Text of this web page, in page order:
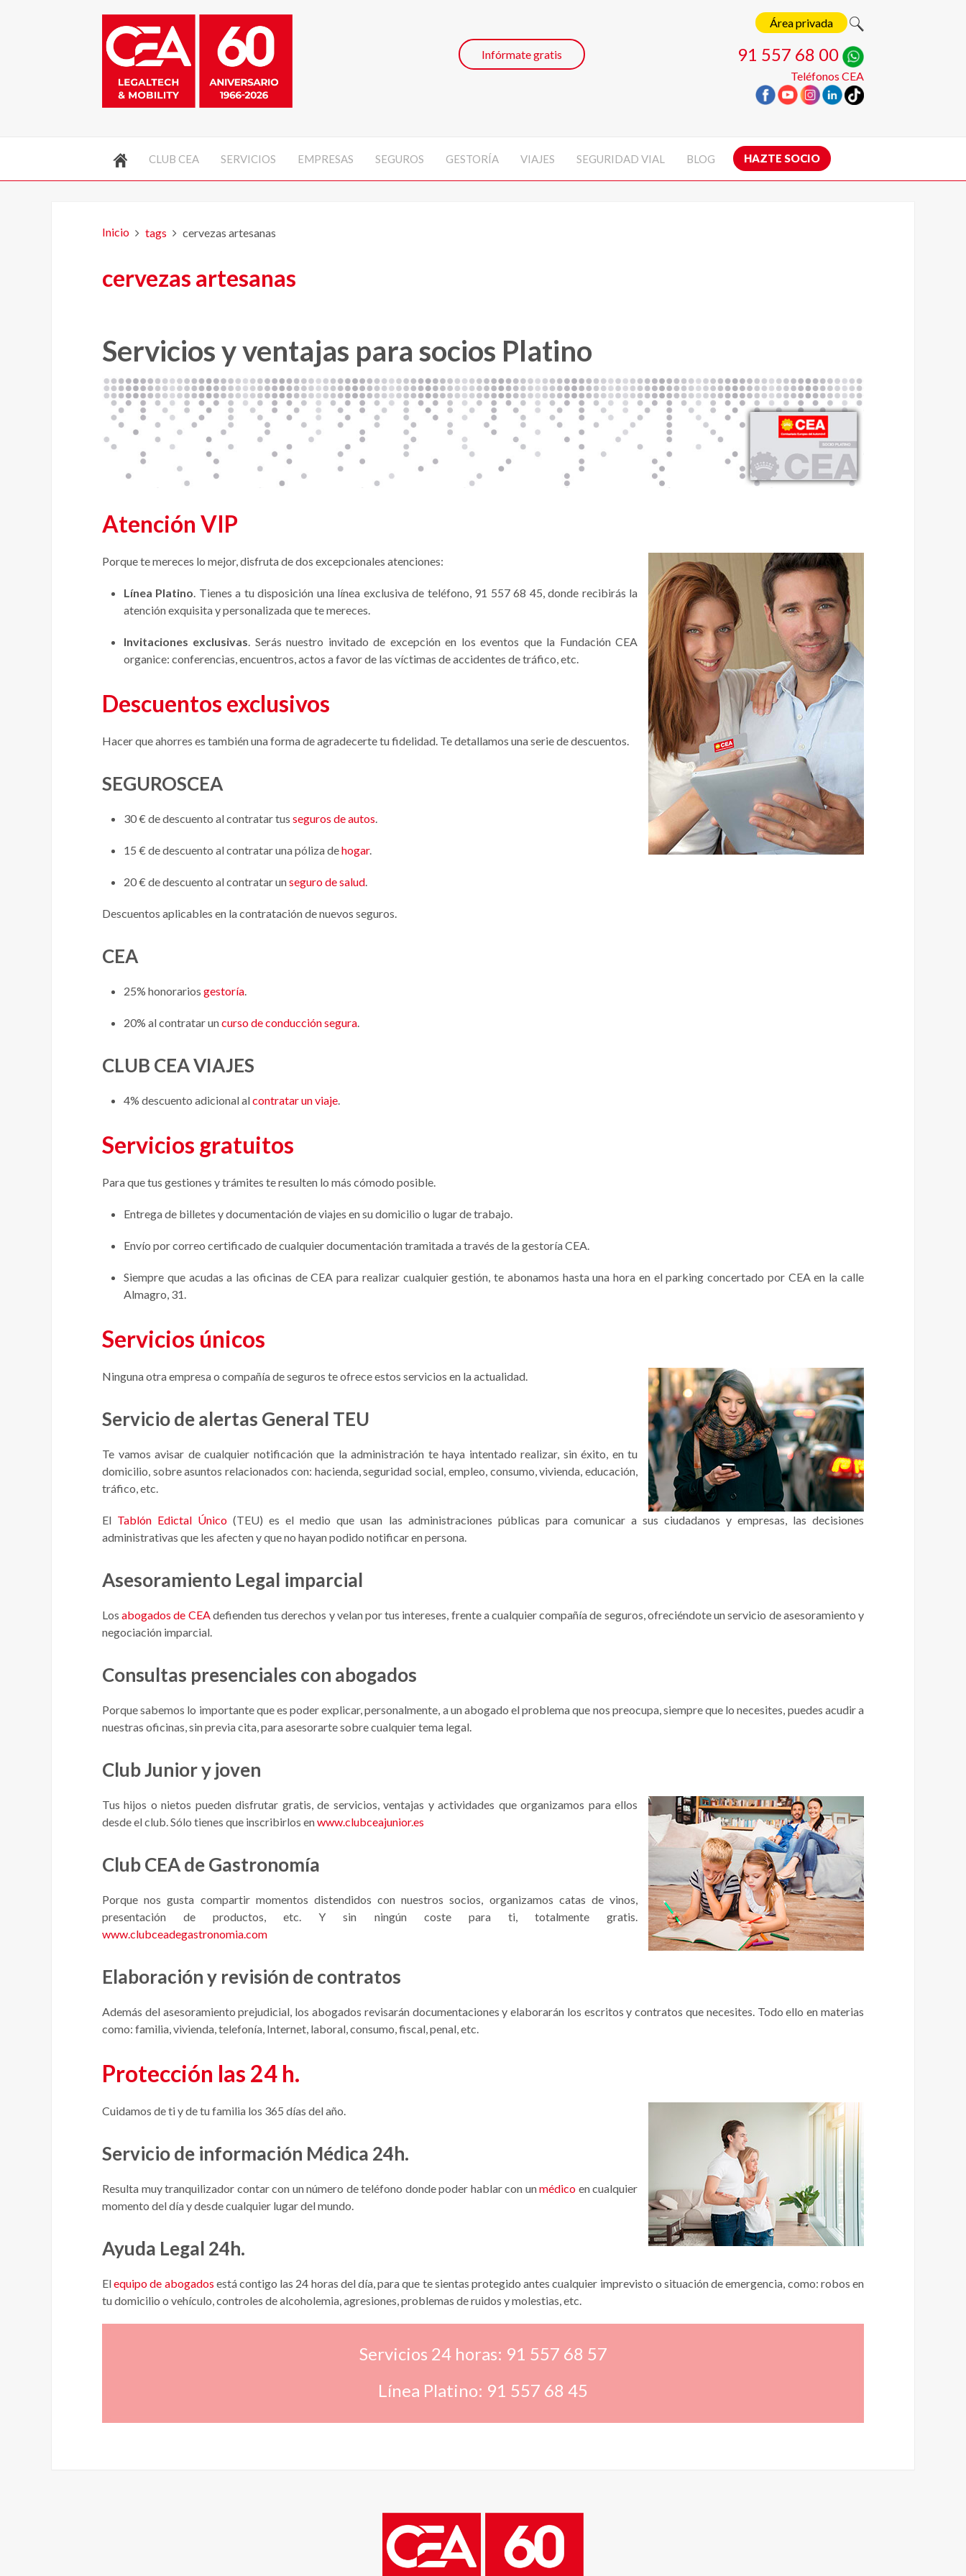
Área privada
91 557 68 00
Teléfonos CEA
Infórmate gratis
CLUB CEA SERVICIOS EMPRESAS SEGUROS GESTORÍA VIAJES SEGURIDAD VIAL BLOG HAZTE SOCIO
Inicio tags cervezas artesanas
cervezas artesanas
Servicios y ventajas para socios Platino
Atención VIP
Porque te mereces lo mejor, disfruta de dos excepcionales atenciones:
Línea Platino. Tienes a tu disposición una línea exclusiva de teléfono, 91 557 68 45, donde recibirás la
atención exquisita y personalizada que te mereces.
Invitaciones exclusivas. Serás nuestro invitado de excepción en los eventos que la Fundación CEA
organice: conferencias, encuentros, actos a favor de las víctimas de accidentes de tráfico, etc.
Descuentos exclusivos
Hacer que ahorres es también una forma de agradecerte tu fidelidad. Te detallamos una serie de descuentos.
SEGUROSCEA
30 € de descuento al contratar tus seguros de autos.
15 € de descuento al contratar una póliza dehogar.
20 € de descuento al contratar unseguro de salud.
Descuentos aplicables en la contratación de nuevos seguros.
CEA
25% honorarios gestoría.
20% al contratar uncurso de conducción segura.
CLUB CEA VIAJES
4% descuento adicional alcontratar un viaje.
Servicios gratuitos
Para que tus gestiones y trámites te resulten lo más cómodo posible.
Entrega de billetes y documentación de viajes en su domicilio o lugar de trabajo.
Envío por correo certificado de cualquier documentación tramitada a través de la gestoría CEA.
Siempre que acudas a las oficinas de CEA para realizar cualquier gestión, te abonamos hasta una hora en el parking concertado por CEA en la calle
Almagro, 31.
Servicios únicos
Ninguna otra empresa o compañía de seguros te ofrece estos servicios en la actualidad.
Servicio de alertas General TEU
Te vamos avisar de cualquier notificación que la administración te haya intentado realizar, sin éxito, en tu
domicilio, sobre asuntos relacionados con: hacienda, seguridad social, empleo, consumo, vivienda, educación,
tráfico, etc.
El Tablón Edictal Único (TEU) es el medio que usan las administraciones públicas para comunicar a sus ciudadanos y empresas, las decisiones
administrativas que les afecten y que no hayan podido notificar en persona.
Asesoramiento Legal imparcial
Losabogados de CEAdefienden tus derechos y velan por tus intereses, frente a cualquier compañía de seguros, ofreciéndote un servicio de asesoramiento y
negociación imparcial.
Consultas presenciales con abogados
Porque sabemos lo importante que es poder explicar, personalmente, a un abogado el problema que nos preocupa, siempre que lo necesites, puedes acudir a
nuestras oficinas, sin previa cita, para asesorarte sobre cualquier tema legal.
Club Junior y joven
Tus hijos o nietos pueden disfrutar gratis, de servicios, ventajas y actividades que organizamos para ellos
desde el club. Sólo tienes que inscribirlos enwww.clubceajunior.es
Club CEA de Gastronomía
Porque nos gusta compartir momentos distendidos con nuestros socios, organizamos catas de vinos,
presentación de productos, etc. Y sin ningún coste para ti, totalmente gratis.
www.clubceadegastronomia.com
Elaboración y revisión de contratos
Además del asesoramiento prejudicial, los abogados revisarán documentaciones y elaborarán los escritos y contratos que necesites. Todo ello en materias
como: familia, vivienda, telefonía, Internet, laboral, consumo, fiscal, penal, etc.
Protección las 24 h.
Cuidamos de ti y de tu familia los 365 días del año.
Servicio de información Médica 24h.
Resulta muy tranquilizador contar con un número de teléfono donde poder hablar con unmédico en cualquier
momento del día y desde cualquier lugar del mundo.
Ayuda Legal 24h.
Elequipo de abogados está contigo las 24 horas del día, para que te sientas protegido antes cualquier imprevisto o situación de emergencia, como: robos en
tu domicilio o vehículo, controles de alcoholemia, agresiones, problemas de ruidos y molestias, etc.
Servicios 24 horas: 91 557 68 57
Línea Platino: 91 557 68 45